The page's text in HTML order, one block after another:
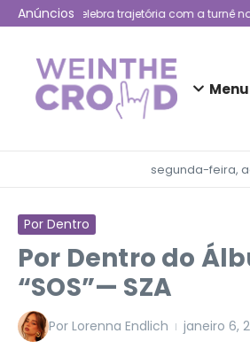
Ir para o conteúdo
Anúncios
Lagum celebra trajetória com a turnê
Menu
segunda-feira,
Por Dentro
Por Dentro do
“SOS”— SZA
Por Lorenna Endlich janeiro 6,